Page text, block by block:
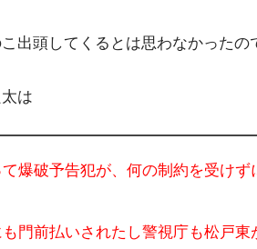
出頭してくるとは思わなかったの
は
爆破予告犯が、 何の制約を受けず
門前払いされたし警視庁も松戸東